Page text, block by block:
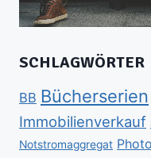
SCHLAGWÖRTER
BB Bücherserien
Immobilienverkauf
Notstromaggregat